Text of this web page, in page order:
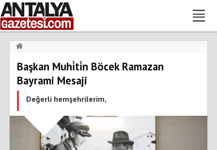
Başkan Muhi̇ti̇n Böcek Ramazan Bayrami Mesaji
Başkan Muhi̇ti̇n Böcek Ramazan
Bayrami Mesaji
Değerli hemşehrilerim,